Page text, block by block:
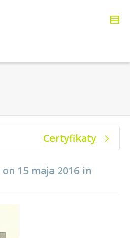
Certyfikaty
on 15 maja 2016 in